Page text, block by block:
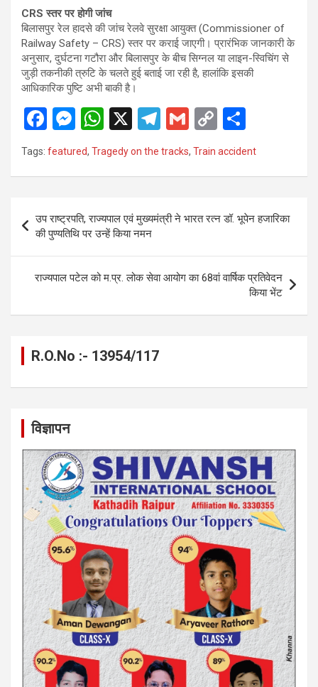
CRS स्तर पर होगी जांच
बिलासपुर रेल हादसे की जांच रेलवे सुरक्षा आयुक्त (Commissioner of
Railway Safety – CRS) स्तर पर कराई जाएगी। प्रारंभिक जानकारी के
अनुसार, दुर्घटना गटौरा और बिलासपुर के बीच सिग्नल या लाइन-स्विचिंग से
जुड़ी तकनीकी त्रुटि के चलते हुई बताई जा रही है, हालांकि इसकी
आधिकारिक पुष्टि अभी बाकी है।
F
a
o
o
k
M
es
se
g
er
W
at
A
p
p
X
T
el
a
m
G
m
ail
C
n
h
Tags: featured, Tragedy on the tracks, Train accident
navigation
उप राष्ट्रपति, राज्यपाल एवं मुख्यमंत्री ने भारत रत्न डॉ. भूपेन हजारिका
की पुण्यतिथि पर उन्हें किया नमन
राज्यपाल पटेल को म.प्र. लोक सेवा आयोग का 68वां वार्षिक प्रतिवेदन
किया भेंट
R.O.No :- 13954/117
विज्ञापन